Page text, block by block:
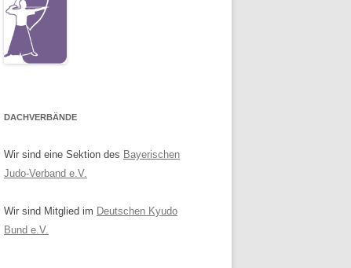
DACHVERBÄNDE
Wir sind eine Sektion des Bayerischen
Judo-Verband e.V.
Wir sind Mitglied im Deutschen Kyudo
Bund e.V.